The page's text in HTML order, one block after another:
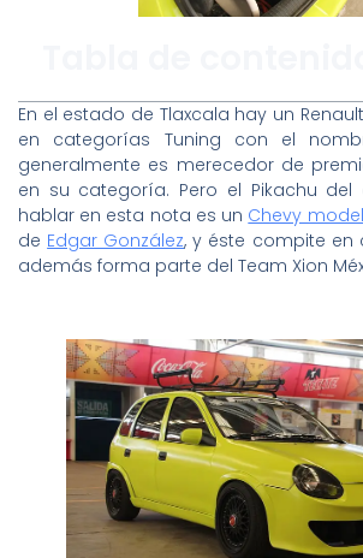
En el estado de Tlaxcala hay un
en categorías Tuning con el
generalmente es merecedor de
en su categoría. Pero el Pikachu
hablar en esta nota es un Chevy
de Edgar González, y éste compite en
además forma parte del Team Xion